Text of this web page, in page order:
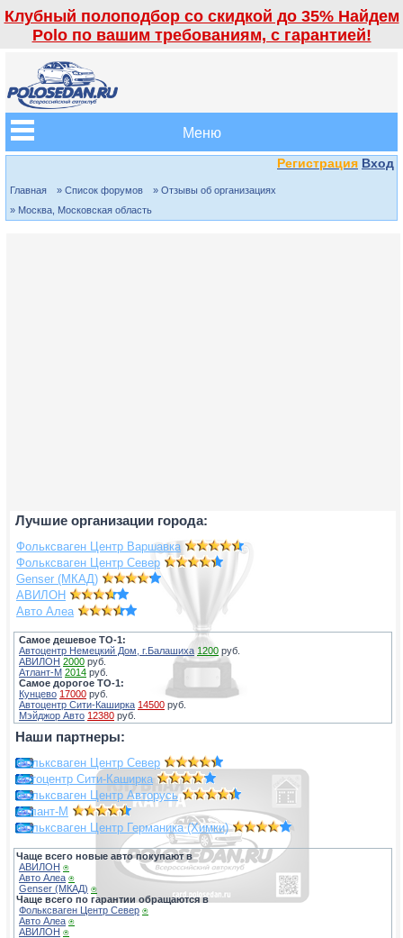
Клубный полоподбор со скидкой до 35% Найдем
Polo по вашим требованиям, с гарантией!
Меню
Регистрация Вход
Главная » Список форумов
» Отзывы об организациях
» Москва, Московская область
Лучшие организации города:
Фольксваген Центр Варшавка
Фольксваген Центр Север
Genser (МКАД)
АВИЛОН
Авто Алеа
Самое дешевое ТО-1:
Автоцентр Немецкий Дом, г.Балашиха 1200 руб.
АВИЛОН 2000 руб.
Атлант-М 2014 руб.
Самое дорогое ТО-1:
Кунцево 17000 руб.
Автоцентр Сити-Каширка 14500 руб.
Мэйджор Авто 12380 руб.
Наши партнеры:
Фольксваген Центр Север
Автоцентр Сити-Каширка
Фольксваген Центр Авторусь
Атлант-М
Фольксваген Центр Германика (Химки)
Чаще всего новые авто покупают в
АВИЛОН ⍟
Авто Алеа ⍟
Genser (МКАД) ⍟
Чаще всего по гарантии обращаются в
Фольксваген Центр Север ⍟
Авто Алеа ⍟
АВИЛОН ⍟